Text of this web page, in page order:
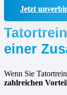
Jetzt
einer
Wenn Sie
zahlreichen